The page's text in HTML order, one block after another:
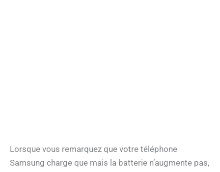
Lorsque vous remarquez que votre téléphone
Samsung charge que mais la batterie n’augmente pas,